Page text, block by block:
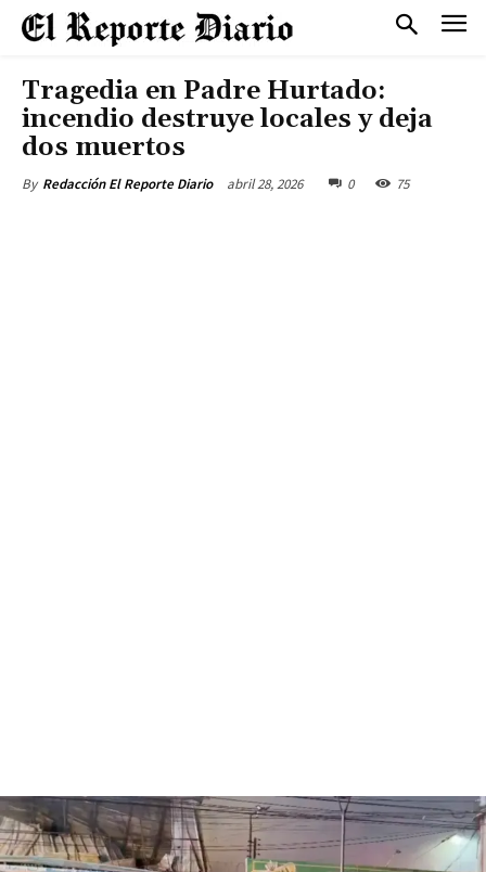
Tragedia en Padre Hurtado:
incendio destruye locales y deja
dos muertos
By Redacción El Reporte Diario abril 28, 2026 0 75